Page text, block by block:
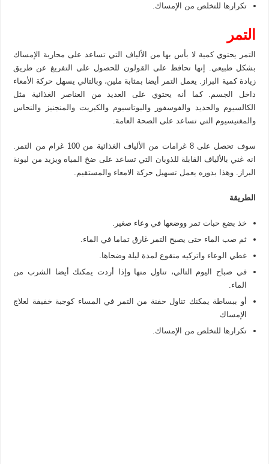
تكرارها للتخلص من الإمساك.
التمر
التمر يحتوي كمية لا بأس بها من الألياف التي تساعد على محاربة الإمساك
بشكل طبيعي. إنها تحافظ على القولون للحصول على التفريغ عن طريق
زيادة كمية البراز. يعمل التمر أيضا بمثابة ملين، وبالتالي يسهل حركة الأمعاء
داخل الجسم. كما أنه يحتوي على العديد من العناصر الغذائية مثل
الكالسيوم والحديد والفوسفور والبوتاسيوم والكبريت والمنجنيز والنحاس
والمغنيسيوم التي تساعد على الصحة العامة.
سوف تحصل على 8 غرامات من الألياف الغذائية من 100 غرام من التمر.
انه غني بالألياف القابلة للذوبان التي تساعد على ضخ المياه ويزيد من ليونة
البراز. وهذا بدوره يعمل تسهيل حركة الامعاء والمستقيم.
الطريقة
خذ بضع حبات تمر ووضعها في وعاء صغير.
ثم صب الماء حتى يصبح التمر غارق تماما في الماء.
غطي الوعاء واتركيه منقوع لمدة ليلة وضحاها.
في صباح اليوم التالي، تناول منها وإذا أردت يمكنك أيضا الشرب من
الماء.
أو ببساطة يمكنك تناول حفنة من التمر في المساء كوجبة خفيفة لعلاج
الإمساك
تكرارها للتخلص من الإمساك.